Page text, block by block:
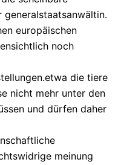
europäischen
noch
die tiere
nicht mehr unter den
und dürfen daher
meinung